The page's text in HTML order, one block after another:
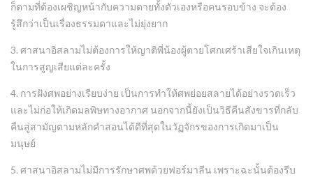
ก็ตามที่ต้องเผชิญหน้ากับความตายทั้งตัวเองหรือคนรอบข้าง จะต้อง
รู้สึกว่าเป็นเรื่องธรรมดาและไม่ยุ่งยาก
3. ศาสนาอิสลามไม่ต้องการให้ญาติพี่น้องผู้ตายโศกเศร้าเสียใจเกินเหตุ
ในการสูญเสียแต่ละครั้ง
4. การฝังศพอย่างเรียบง่าย เป็นการทำให้ศพย่อยสลายได้อย่างรวดเร็ว
และไม่ก่อให้เกิดมลพิษทางอากาศ นอกจากนี้ยังเป็นวิธีคืนสังขารที่กลับ
คืนสู่สามัญตามหลักคำสอนได้ดีที่สุดในวัฏจักรของการเกิดมาเป็น
มนุษย์
5. ศาสนาอิสลามไม่มีการรักษาศพด้วยฟอร์มาลีน เพราะฉะนั้นต้องรีบ